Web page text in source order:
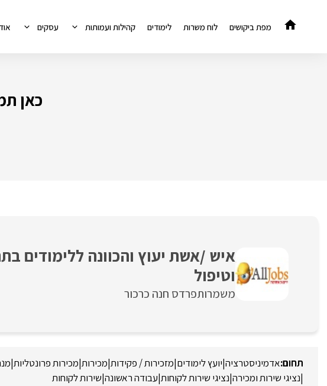
מפת ביקושים לוח משרות לימודים קהילות ועמותות עסקים
כאן
איש /אשת יעוץ והכוונה ללימודים
וטיפול
משמרותפרדס חנה כרכור
אדמיניסטרציה|יועץ לימודים|מזכירות / פקידות|מכירות|מכירות פרונטליות|
|נציגי שירות ומכירה|נציגי שירות לקוחות|עבודה ראשונה|שירות לקוחות